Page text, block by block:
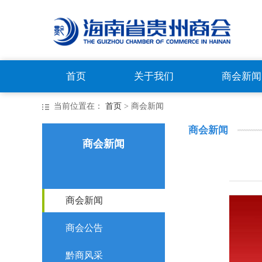
首页 关于我们 商会新闻
当前位置在： 首页 > 商会新闻
商会新闻
商会新闻
商会公告
黔商风采
商会新闻